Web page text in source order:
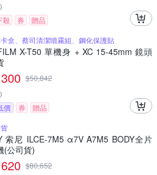
)
殺 券
贈品
盒、蔡司清潔噴霧組、鋼化保護貼
X-T50 單機身 + XC 15-45mm 鏡頭
$50,842
)
價 券
贈品
索尼 ILCE-7M5 α7V A7M5 BODY全片
(公司貨)
$80,652